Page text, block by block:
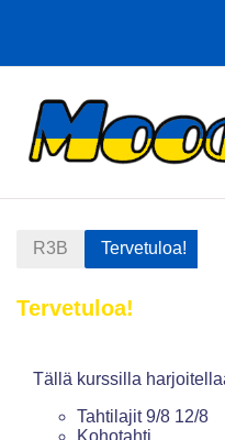
R3B Tervetuloa!
Tervetuloa!
Osion
Tällä kurssilla
Tahtilajit 9/8 12/8
Kohotahti